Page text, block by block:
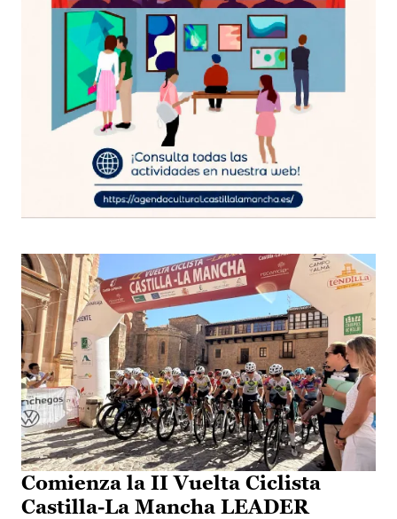
Comienza la II Vuelta Ciclista
Castilla-La Mancha LEADER